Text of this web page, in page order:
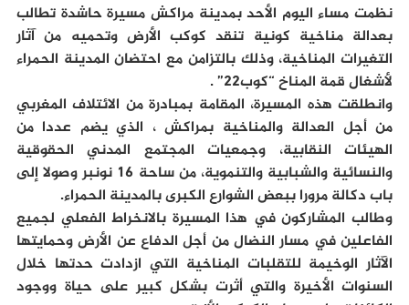
نظمت مساء اليوم الأحد بمدينة مراكش مسيرة حاشدة تطالب
بعدالة مناخية كونية تنقد كوكب الأرض وتحميه من آثار
التغيرات المناخية، وذلك بالتزامن مع احتضان المدينة الحمراء
لأشغال قمة المناخ “كوب22” .
وانطلقت هذه المسيرة، المقامة بمبادرة من الائتلاف المغربي
من أجل العدالة والمناخية بمراكش ، الذي يضم عددا من
الهيئات النقابية، وجمعيات المجتمع المدني الحقوقية
والنسائية والشبابية والتنموية، من ساحة 16 نونبر وصولا إلى
باب دكالة مرورا ببعض الشوارع الكبرى بالمدينة الحمراء.
وطالب المشاركون في هذا المسيرة بالانخراط الفعلي لجميع
الفاعلين في مسار النضال من أجل الدفاع عن الأرض وحمايتها
الآثار الوخيمة للتقلبات المناخية التي ازدادت حدتها خلال
السنوات الأخيرة والتي أثرت بشكل كبير على حياة ووجود